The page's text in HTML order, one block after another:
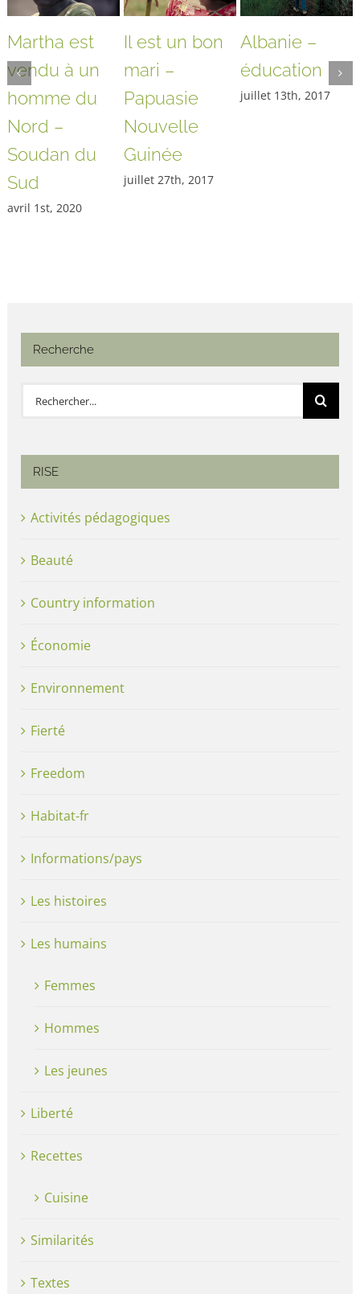
Martha est
vendu à un
homme du
Nord –
Soudan du
Sud
avril 1st, 2020
Il est un bon
mari –
Papuasie
Nouvelle
Guinée
juillet 27th, 2017
Albanie –
éducation
juillet 13th, 2017
Recherche
Rechercher:
RISE
Activités pédagogiques
Beauté
Country information
Économie
Environnement
Fierté
Freedom
Habitat-fr
Informations/pays
Les histoires
Les humains
Femmes
Hommes
Les jeunes
Liberté
Recettes
Cuisine
Similarités
Textes